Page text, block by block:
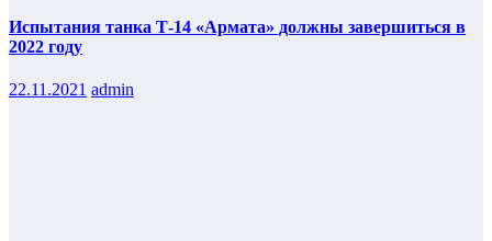
Испытания танка Т-14 «Армата» должны завершиться в
2022 году
22.11.2021 admin